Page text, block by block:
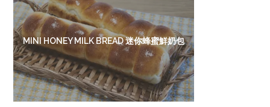
MINI HONEY MILK BREAD 迷你蜂蜜鮮奶包